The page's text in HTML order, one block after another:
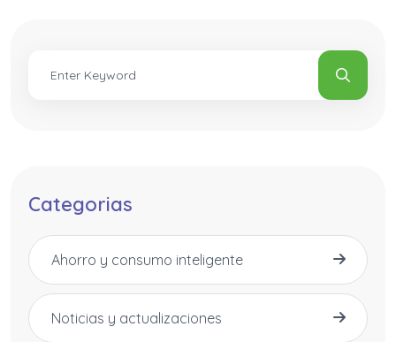
Categorias
Ahorro y consumo inteligente
Noticias y actualizaciones